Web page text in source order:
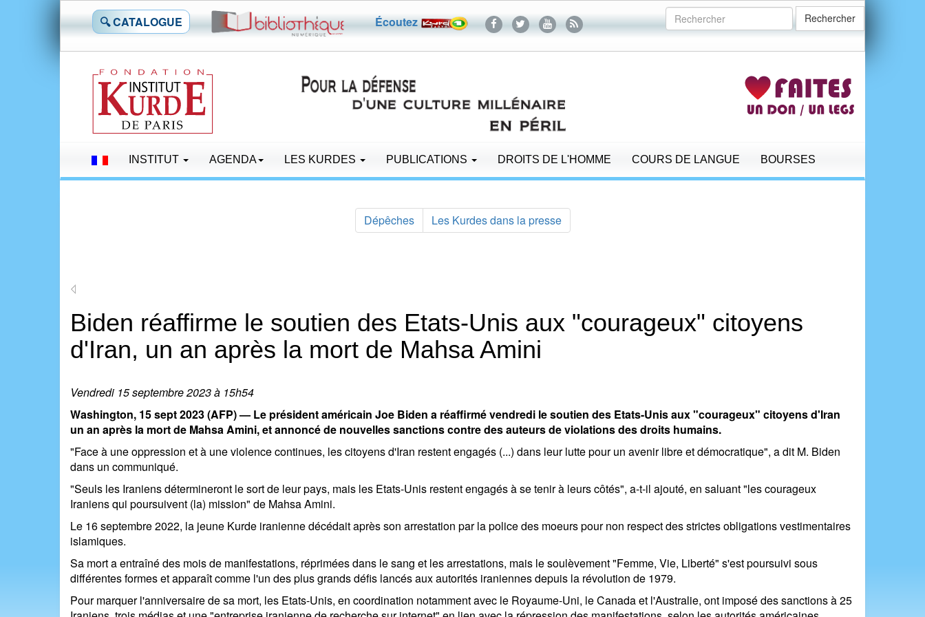
🔍 CATALOGUE Écoutez Rechercher
INSTITUT AGENDA LES KURDES PUBLICATIONS DROITS DE L'HOMME COURS DE LANGUE BOURSES
Dépêches Les Kurdes dans la presse
Biden réaffirme le soutien des Etats-Unis aux "courageux" citoyens
d'Iran, un an après la mort de Mahsa Amini
Vendredi 15 septembre 2023 à 15h54
Washington, 15 sept 2023 (AFP) — Le président américain Joe Biden a réaffirmé vendredi le soutien des Etats-Unis aux "courageux" citoyens d'Iran
un an après la mort de Mahsa Amini, et annoncé de nouvelles sanctions contre des auteurs de violations des droits humains.
"Face à une oppression et à une violence continues, les citoyens d'Iran restent engagés (...) dans leur lutte pour un avenir libre et démocratique", a dit M. Biden
dans un communiqué.
"Seuls les Iraniens détermineront le sort de leur pays, mais les Etats-Unis restent engagés à se tenir à leurs côtés", a-t-il ajouté, en saluant "les courageux
Iraniens qui poursuivent (la) mission" de Mahsa Amini.
Le 16 septembre 2022, la jeune Kurde iranienne décédait après son arrestation par la police des moeurs pour non respect des strictes obligations vestimentaires
islamiques.
Sa mort a entraîné des mois de manifestations, réprimées dans le sang et les arrestations, mais le soulèvement "Femme, Vie, Liberté" s'est poursuivi sous
différentes formes et apparaît comme l'un des plus grands défis lancés aux autorités iraniennes depuis la révolution de 1979.
Pour marquer l'anniversaire de sa mort, les Etats-Unis, en coordination notamment avec le Royaume-Uni, le Canada et l'Australie, ont imposé des sanctions à 25